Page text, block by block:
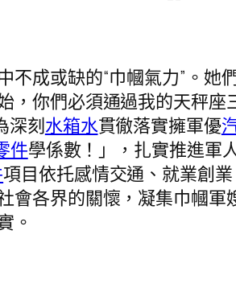
不成或缺的“巾幗氣力”。
，你們必須通過我的天秤
深刻水箱水貫徹落實擁軍優
件學係數！」，扎實推進軍
項目依托感情交通、就業創
會各界的關懷，凝集巾幗
。